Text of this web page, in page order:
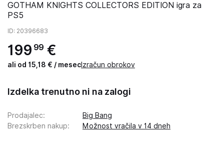
GOTHAM KNIGHTS COLLECTORS EDITION igra za
PS5
ID: 20396683
199 99 €
ali od 15,18 € / mesec Izračun obrokov
Izdelka trenutno ni na zalogi
Prodajalec:
Big Bang
Brezskrben nakup: Možnost vračila v 14 dneh